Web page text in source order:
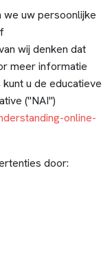
we uw persoonlijke
wij denken dat
meer informatie
u de educatieve
("NAI")
online-
door: